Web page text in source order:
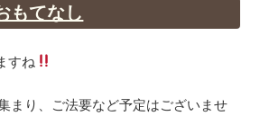
もてなし
すね
まり、ご法要など予定はございませ